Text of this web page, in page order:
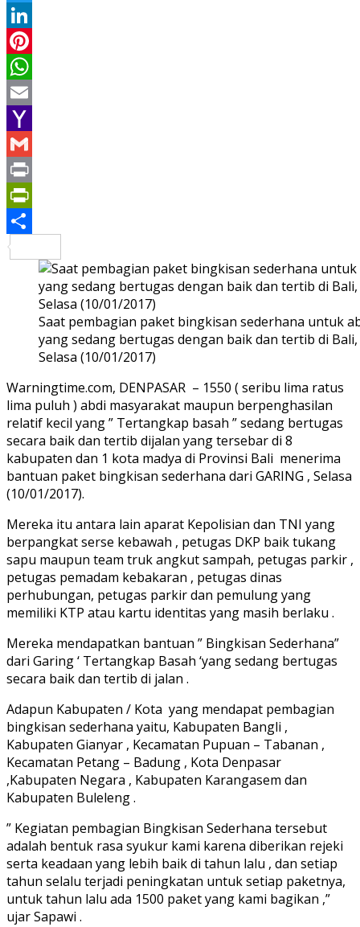
Twitter
LinkedIn
Pinterest
WhatsApp
Email
Yahoo
Mail
Gmail
Print
PrintFriendly
Saat pembagian paket bingkisan sederhana untuk
yang sedang bertugas dengan baik dan tertib di
Selasa (10/01/2017)
Warningtime.com, DENPASAR – 1550 ( seribu lima ratus
lima puluh ) abdi masyarakat maupun berpenghasilan
relatif kecil yang ” Tertangkap basah ” sedang bertugas
secara baik dan tertib dijalan yang tersebar di 8
kabupaten dan 1 kota madya di Provinsi Bali menerima
bantuan paket bingkisan sederhana dari GARING , Selasa
(10/01/2017).
Mereka itu antara lain aparat Kepolisian dan TNI yang
berpangkat serse kebawah , petugas DKP baik tukang
sapu maupun team truk angkut sampah, petugas parkir ,
petugas pemadam kebakaran , petugas dinas
perhubungan, petugas parkir dan pemulung yang
memiliki KTP atau kartu identitas yang masih berlaku .
Mereka mendapatkan bantuan ” Bingkisan Sederhana”
dari Garing ‘ Tertangkap Basah ‘yang sedang bertugas
secara baik dan tertib di jalan .
Adapun Kabupaten / Kota yang mendapat pembagian
bingkisan sederhana yaitu, Kabupaten Bangli ,
Kabupaten Gianyar , Kecamatan Pupuan – Tabanan ,
Kecamatan Petang – Badung , Kota Denpasar
,Kabupaten Negara , Kabupaten Karangasem dan
Kabupaten Buleleng .
” Kegiatan pembagian Bingkisan Sederhana tersebut
adalah bentuk rasa syukur kami karena diberikan rejeki
serta keadaan yang lebih baik di tahun lalu , dan setiap
tahun selalu terjadi peningkatan untuk setiap paketnya,
untuk tahun lalu ada 1500 paket yang kami bagikan ,”
ujar Sapawi .